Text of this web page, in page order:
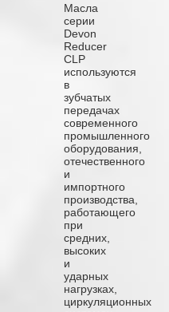
Масла
серии
Devon
Reducer
CLP
используются
в
зубчатых
передачах
современного
промышленного
оборудования,
отечественного
и
импортного
производства,
работающего
при
средних,
высоких
и
ударных
нагрузках,
циркуляционных